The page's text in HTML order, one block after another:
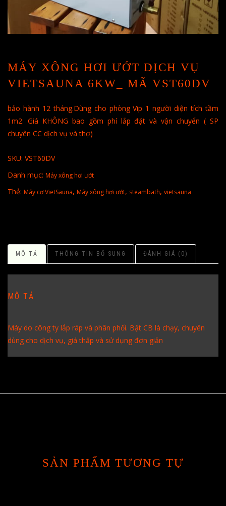
MÁY XÔNG HƠI ƯỚT DỊCH VỤ
VIETSAUNA 6KW_ MÃ VST60DV
bảo hành 12 tháng.Dùng cho phòng Vip 1 người diện tích tầm
1m2. Giá KHÔNG bao gồm phí lắp đặt và vận chuyển ( SP
chuyên CC dịch vụ và thợ)
SKU: VST60DV
Danh mục: Máy xông hơi ướt
Thẻ: Máy cơ VietSauna, Máy xông hơi ướt, steambath, vietsauna
MÔ TẢ THÔNG TIN BỔ SUNG ĐÁNH GIÁ (0)
MÔ TẢ
Máy do công ty lắp ráp và phân phối. Bật CB là chạy, chuyên
dùng cho dịch vụ, giá thấp và sử dụng đơn giản
SẢN PHẨM TƯƠNG TỰ